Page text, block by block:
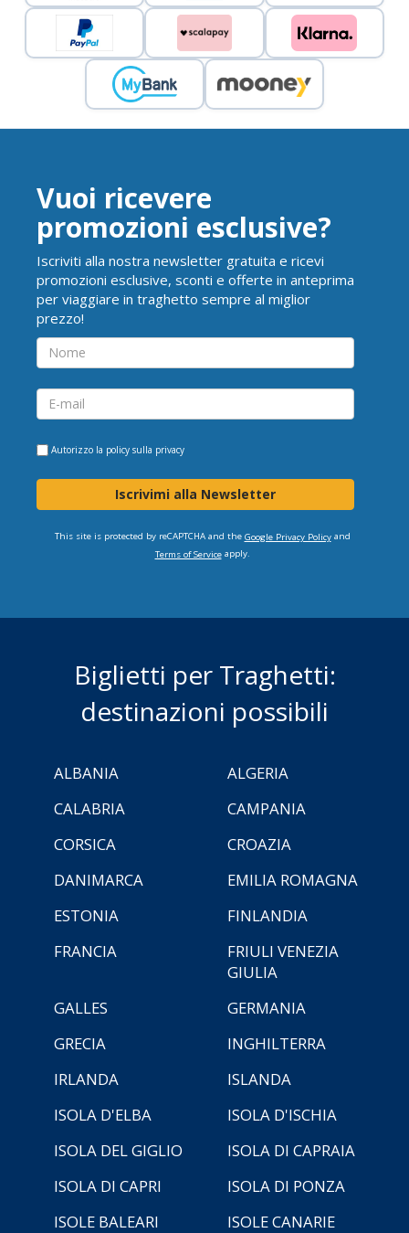
Vuoi ricevere
promozioni esclusive?
Iscriviti alla nostra newsletter gratuita e ricevi
promozioni esclusive, sconti e offerte in anteprima
per viaggiare in traghetto sempre al miglior
prezzo!
Autorizzo la policy sulla privacy
Iscrivimi alla Newsletter
This site is protected by reCAPTCHA and the Google Privacy Policyand
Terms of Serviceapply.
Biglietti per Traghetti:
destinazioni possibili
ALBANIA
ALGERIA
CALABRIA
CAMPANIA
CORSICA
CROAZIA
DANIMARCA
EMILIA ROMAGNA
ESTONIA
FINLANDIA
FRANCIA
FRIULI VENEZIA
GIULIA
GALLES
GERMANIA
GRECIA
INGHILTERRA
IRLANDA
ISLANDA
ISOLA D'ELBA
ISOLA D'ISCHIA
ISOLA DEL GIGLIO
ISOLA DI CAPRAIA
ISOLA DI CAPRI
ISOLA DI PONZA
ISOLE BALEARI
ISOLE CANARIE